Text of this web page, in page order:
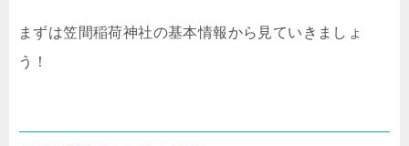
まずは笠間稲荷神社の基本情報から見ていきましょ
う！